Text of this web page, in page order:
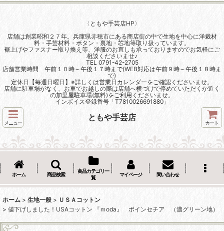
〈ともや手芸店HP〉
店舗は創業昭和２７年。兵庫県赤穂市にある商店街の中で生地を中心に洋裁材
料・手芸材料・ボタン・裏地・芯地等取り扱っています。
裾上げやファスナー取り換え等、洋服のお直しも承っておりますのでお気軽にご
相談くださいませ♪
TEL 0791-42-2705
店舗営業時間 午前１０時～午後１７時まで(WEB対応は午前９時～午後１８時ま
で)
定休日【毎週日曜日】※詳しくは営業日カレンダーをご確認くださいませ。
店舗に駐車場がなく、お車でお越しの際は店舗へ横づけで停めていただくか近く
の加里屋駐車場(無料)をご利用くださいませ。
インボイス登録番号「T7810026691880」
メニュー
ともや手芸店
カート
ホーム 商品検索
商品カテゴリ一
覧
マイページ 問い合わせ
ホーム > 生地一般 > ＵＳＡコットン
> 値下げしました！USAコットン 『ｍoda』 ポインセチア （濃グリーン地）